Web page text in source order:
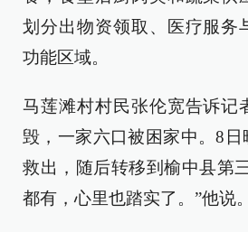
划分出物资领取、医疗服务
功能区域。
马莲滩村村民张伦宽告诉记
毁，一家六口被困家中。8日
救出，随后转移到榆中县第
都有，心里也踏实了。”他说。